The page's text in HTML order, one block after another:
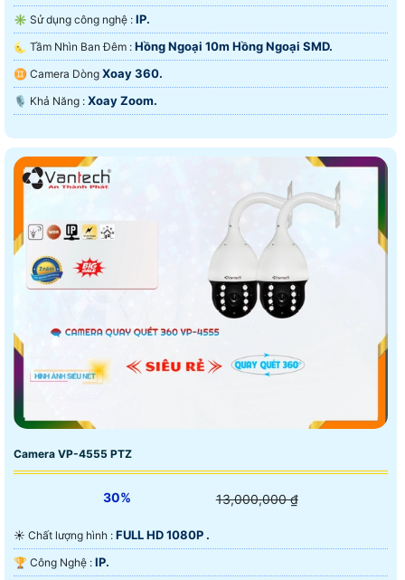
✳️ Sử dụng công nghệ : IP.
🌜 Tầm Nhìn Ban Đêm : Hồng Ngoại 10m Hồng Ngoại SMD.
♊ Camera Dòng Xoay 360.
️🎙 Khả Năng : Xoay Zoom.
Camera VP-4555 PTZ
30% 13,000,000 ₫
☀️ Chất lượng hình : FULL HD 1080P .
🏆 Công Nghệ : IP.